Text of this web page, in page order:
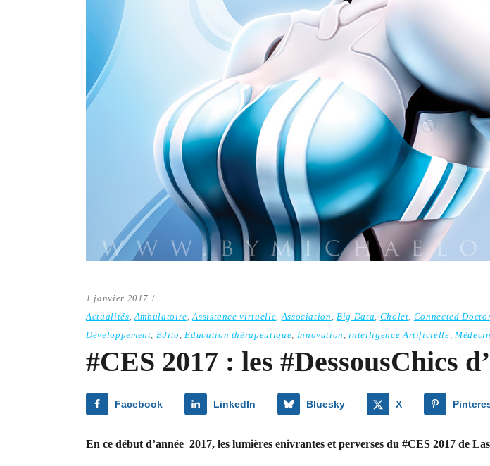
1 janvier 2017
Actualités,Ambulatoire,Assistance virtuelle,Association ,Big Data, Cholet, Connected
Développement, Edito ,Education thérapeutique, Innovation ,intelligence Artificielle,
#CES 2017 : les #DessousChics
Facebook LinkedIn Bluesky X
En ce début d’année 2017, les lumières enivrantes et perverses du #CES 2017 de